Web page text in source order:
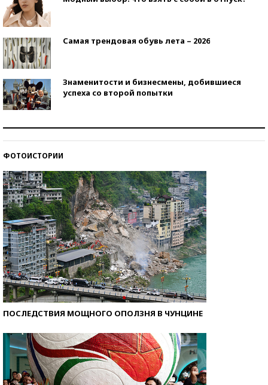
Самая трендовая обувь лета – 2026
Знаменитости и бизнесмены, добившиеся
успеха со второй попытки
ФОТОИСТОРИИ
ПОСЛЕДСТВИЯ МОЩНОГО ОПОЛЗНЯ В ЧУНЦИНЕ